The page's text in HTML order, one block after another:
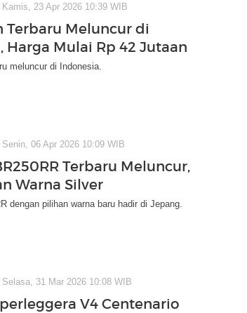
Kamis, 23 Apr 2026 10:39 WIB
Terbaru Meluncur di
Harga Mulai Rp 42 Jutaan
meluncur di Indonesia.
Senin, 06 Apr 2026 10:09 WIB
Terbaru Meluncur,
Warna Silver
dengan pilihan warna baru hadir di Jepang.
Selasa, 31 Mar 2026 10:08 WIB
V4 Centenario